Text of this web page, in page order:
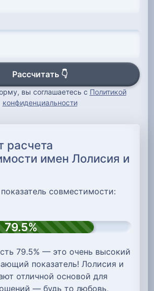
Рассчитать 👇
вы соглашаетесь с Политикой
конфиденциальности
расчета
имен Лолисия и
совместимости:
79.5%
79.5% — это очень высокий
показатель! Лолисия и
отличной основой для
— будь то любовь,